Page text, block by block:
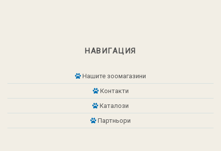
НАВИГАЦИЯ
Нашите зоомагазини
Контакти
Каталози
Партньори